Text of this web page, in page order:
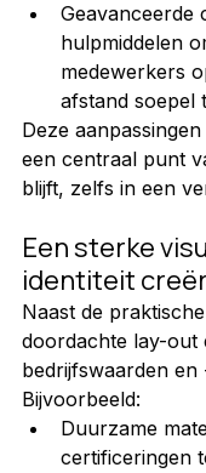
Geavanceerde
hulpmiddelen
medewerkers
afstand soepel
Deze
een centraal punt
blijft, zelfs in een
Een sterke
identiteit
Naast de
doordachte lay-out
bedrijfswaarden
Bijvoorbeeld:
Duurzame
certificeringen